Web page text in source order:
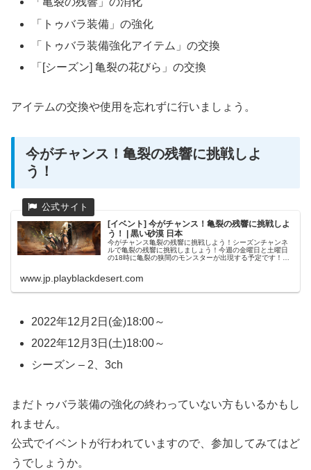
「トゥバラ装備」の強化
「トゥバラ装備強化アイテム」の交換
「[シーズン] 亀裂の花びら」の交換
アイテムの交換や使用を忘れずに行いましょう。
今がチャンス！亀裂の残響に挑戦しよ
う！
[イベント] 今がチャンス！亀裂の残響に挑戦しよ
う！ | 黒い砂漠 日本
今がチャンス亀裂の残響に挑戦しよう！シーズンチャンネ
ルで亀裂の残響に挑戦しましょう！今週の金曜日と土曜日
の18時に亀裂の狭間のモンスターが出現する予定です！
www.jp.playblackdesert.com
2022年12月2日(金)18:00～
2022年12月3日(土)18:00～
シーズン – 2、3ch
まだトゥバラ装備の強化の終わっていない方もいるかもし
れません。
公式でイベントが行われていますので、参加してみてはど
うでしょうか。